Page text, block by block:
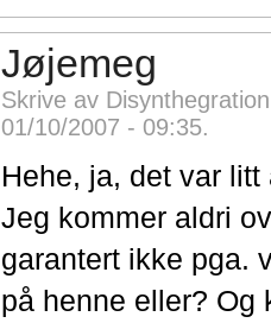
Jøjemeg
Skrive av
01/10/2007 - 09:35.
Hehe, ja, det var litt
Jeg kommer aldri
garantert ikke pga.
på henne eller? Og